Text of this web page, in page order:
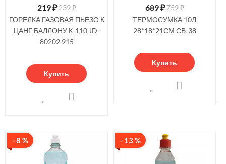
219₽239 ₽
ГОРЕЛКА ГАЗОВАЯ ПЬЕЗО К
ЦАНГ БАЛЛОНУ К-110 JD-
80202 915
Купить
689₽759 ₽
ТЕРМОСУМКА 10Л
28*18*21СМ СВ-38
Купить
- 8 % - 13 %